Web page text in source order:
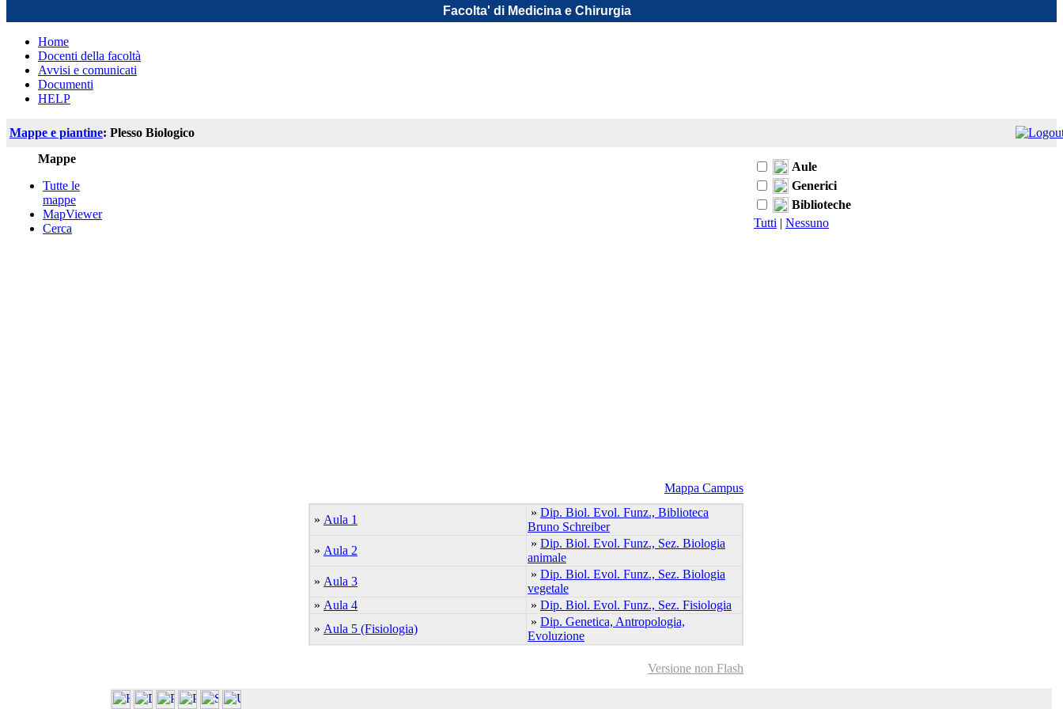
Facolta' di Medicina e Chirurgia
Home
Docenti della facoltà
Avvisi e comunicati
Documenti
HELP
Mappe e piantine: Plesso Biologico
Mappe
Tutte le
mappe
MapViewer
Cerca
Aule
Generici
Biblioteche
Tutti | Nessuno
Mappa Campus
» Aula 1
» Dip. Biol. Evol. Funz., Biblioteca
Bruno Schreiber
» Aula 2
» Dip. Biol. Evol. Funz., Sez. Biologia
animale
» Aula 3
» Dip. Biol. Evol. Funz., Sez. Biologia
vegetale
» Aula 4 » Dip. Biol. Evol. Funz., Sez. Fisiologia
» Aula 5 (Fisiologia)
» Dip. Genetica, Antropologia,
Evoluzione
Versione non Flash